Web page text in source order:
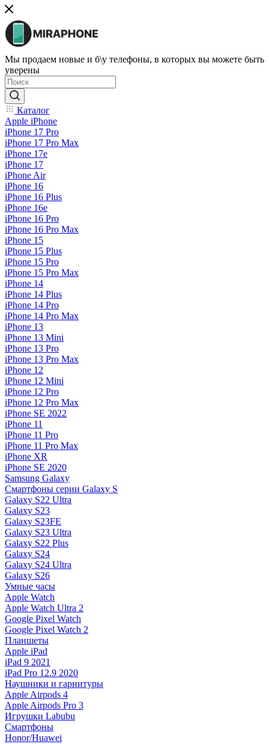
Мы продаем новые и б\у телефоны, в которых вы можете быть
уверены
Каталог
Apple iPhone
iPhone 17 Pro
iPhone 17 Pro Max
iPhone 17e
iPhone 17
iPhone Air
iPhone 16
iPhone 16 Plus
iPhone 16e
iPhone 16 Pro
iPhone 16 Pro Max
iPhone 15
iPhone 15 Plus
iPhone 15 Pro
iPhone 15 Pro Max
iPhone 14
iPhone 14 Plus
iPhone 14 Pro
iPhone 14 Pro Max
iPhone 13
iPhone 13 Mini
iPhone 13 Pro
iPhone 13 Pro Max
iPhone 12
iPhone 12 Mini
iPhone 12 Pro
iPhone 12 Pro Max
iPhone SE 2022
iPhone 11
iPhone 11 Pro
iPhone 11 Pro Max
iPhone XR
iPhone SE 2020
Samsung Galaxy
Смартфоны серии Galaxy S
Galaxy S22 Ultra
Galaxy S23
Galaxy S23FE
Galaxy S23 Ultra
Galaxy S22 Plus
Galaxy S24
Galaxy S24 Ultra
Galaxy S26
Умные часы
Apple Watch
Apple Watch Ultra 2
Google Pixel Watch
Google Pixel Watch 2
Планшеты
Apple iPad
iPad 9 2021
iPad Pro 12.9 2020
Наушники и гарнитуры
Apple Airpods 4
Apple Airpods Pro 3
Игрушки Labubu
Смартфоны
Honor/Huawei